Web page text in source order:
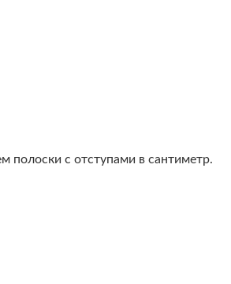
полоски с отступами в сантиметр.